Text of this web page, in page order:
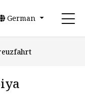
German